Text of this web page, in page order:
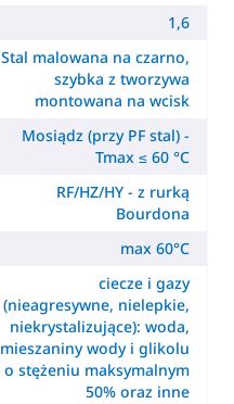
1,6
Stal malowana na czarno,
szybka z tworzywa
montowana na wcisk
Mosiądz (przy PF stal) -
Tmax ≤ 60 °C
RF/HZ/HY - z rurką
Bourdona
max 60°C
ciecze i gazy
(nieagresywne, nielepkie,
niekrystalizujące): woda,
mieszaniny wody i glikolu
o stężeniu maksymalnym
50% oraz inne